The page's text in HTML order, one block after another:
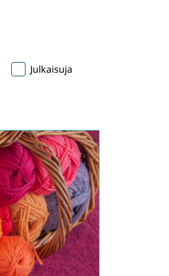
Julkaisuja